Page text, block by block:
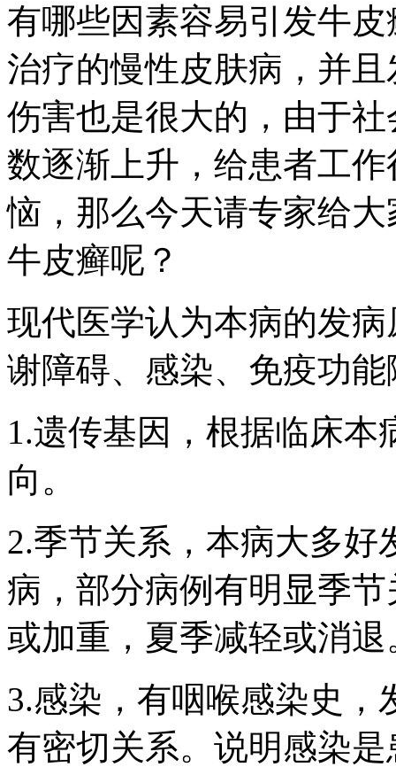
有哪些因素容易引发牛
治疗的慢性皮肤病，并
伤害也是很大的，由于
数逐渐上升，给患者工
恼，那么今天请专家给
牛皮癣呢？
现代医学认为本病的发
谢障碍、感染、免疫功
1.遗传基因，根据临床
向。
2.季节关系，本病大多
病，部分病例有明显季
或加重，夏季减轻或消退
3.感染，有咽喉感染史
有密切关系。说明感染